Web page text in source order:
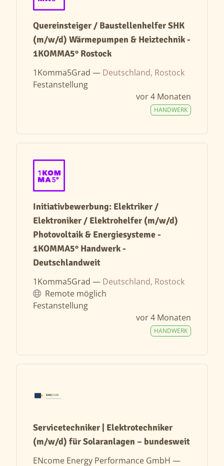
Quereinsteiger / Baustellenhelfer SHK
(m/w/d) Wärmepumpen & Heiztechnik -
1KOMMA5° Rostock
1Komma5Grad — Deutschland, Rostock
Festanstellung
vor 4 Monaten
HANDWERK
Initiativbewerbung: Elektriker /
Elektroniker / Elektrohelfer (m/w/d)
Photovoltaik & Energiesysteme -
1KOMMA5° Handwerk -
Deutschlandweit
1Komma5Grad — Deutschland, Rostock
Remote möglich
Festanstellung
vor 4 Monaten
HANDWERK
Servicetechniker | Elektrotechniker
(m/w/d) für Solaranlagen – bundesweit
ENcome Energy Performance GmbH —